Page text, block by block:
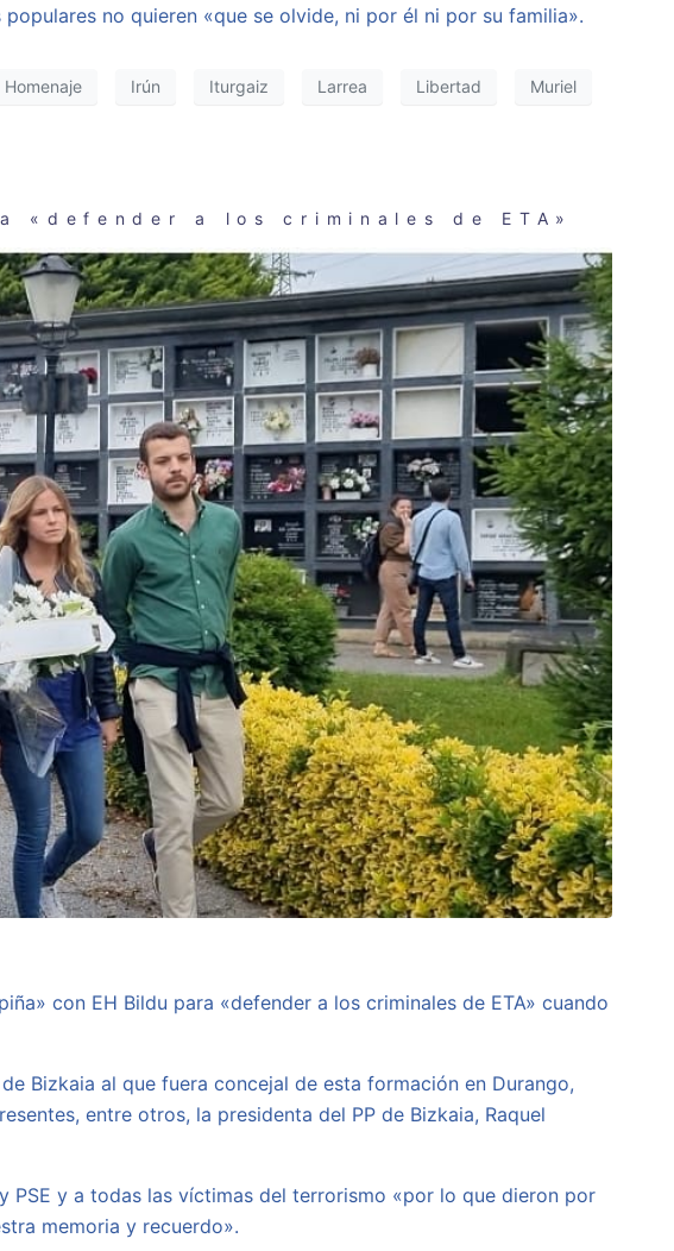
no quieren «que se olvide, ni por él ni por su familia».
Homenaje Irún Iturgaiz Larrea Libertad Muriel
«defender a los criminales de ETA»
con EH Bildu para «defender a los criminales de ETA» cuando
Bizkaia al que fuera concejal de esta formación en Durango,
entre otros, la presidenta del PP de Bizkaia, Raquel
PSE y a todas las víctimas del terrorismo «por lo que dieron por
memoria y recuerdo».